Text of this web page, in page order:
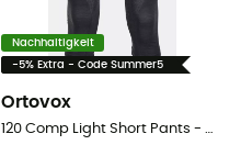
Nachhaltigkeit
-5% Extra - Code Summer5
Ortovox
120 Comp Light Short Pants - Merinounterwäsche - Herren